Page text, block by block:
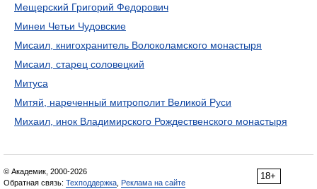
Мещерский Григорий Федорович
Минеи Четьи Чудовские
Мисаил, книгохранитель Волоколамского монастыря
Мисаил, старец соловецкий
Митуса
Митяй, нареченный митрополит Великой Руси
Михаил, инок Владимирского Рождественского монастыря
18+
© Академик, 2000-2026
Обратная связь: Техподдержка Реклама на сайте